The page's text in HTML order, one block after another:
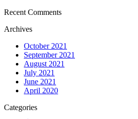
Recent Comments
Archives
October 2021
September 2021
August 2021
July 2021
June 2021
April 2020
Categories